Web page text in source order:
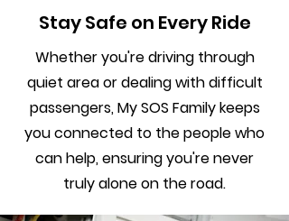
Stay Safe on Every Ride
Whether you're driving through
quiet area or dealing with difficult
passengers, My SOS Family keeps
you connected to the people who
can help, ensuring you're never
truly alone on the road.